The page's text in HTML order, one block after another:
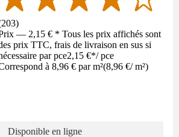
203)
— 2,15 € * Tous les prix affichés sont
prix TTC, frais de livraison en sus si
par pce2,15 €*/ pce
à 8,96 € par m²(8,96 €/ m²)
Disponible en ligne